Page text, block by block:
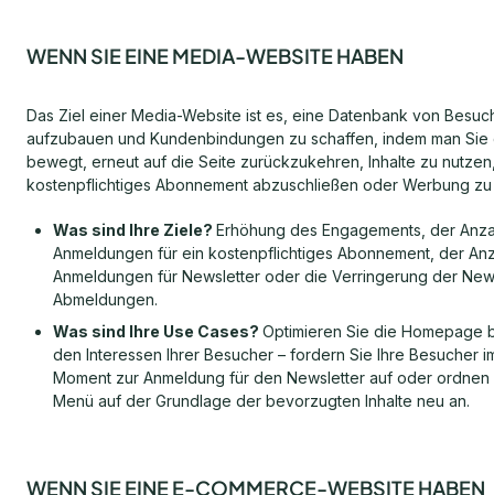
WENN SIE EINE MEDIA-WEBSITE HABEN
Das Ziel einer Media-Website ist es, eine Datenbank von
aufzubauen und Kundenbindungen zu schaffen, indem man Sie
bewegt, erneut auf die Seite zurückzukehren, Inhalte zu
kostenpflichtiges Abonnement abzuschließen oder Werbung zu
Was sind Ihre Ziele? Erhöhung des Engagements, der
Anmeldungen für ein kostenpflichtiges Abonnement, der
Anmeldungen für Newsletter oder die Verringerung der
Abmeldungen.
Was sind Ihre Use Cases? Optimieren Sie die Homepage
den Interessen Ihrer Besucher – fordern Sie Ihre Besucher
Moment zur Anmeldung für den Newsletter auf oder ordnen
Menü auf der Grundlage der bevorzugten Inhalte neu an.
WENN SIE EINE E-COMMERCE-WEBSITE HABEN